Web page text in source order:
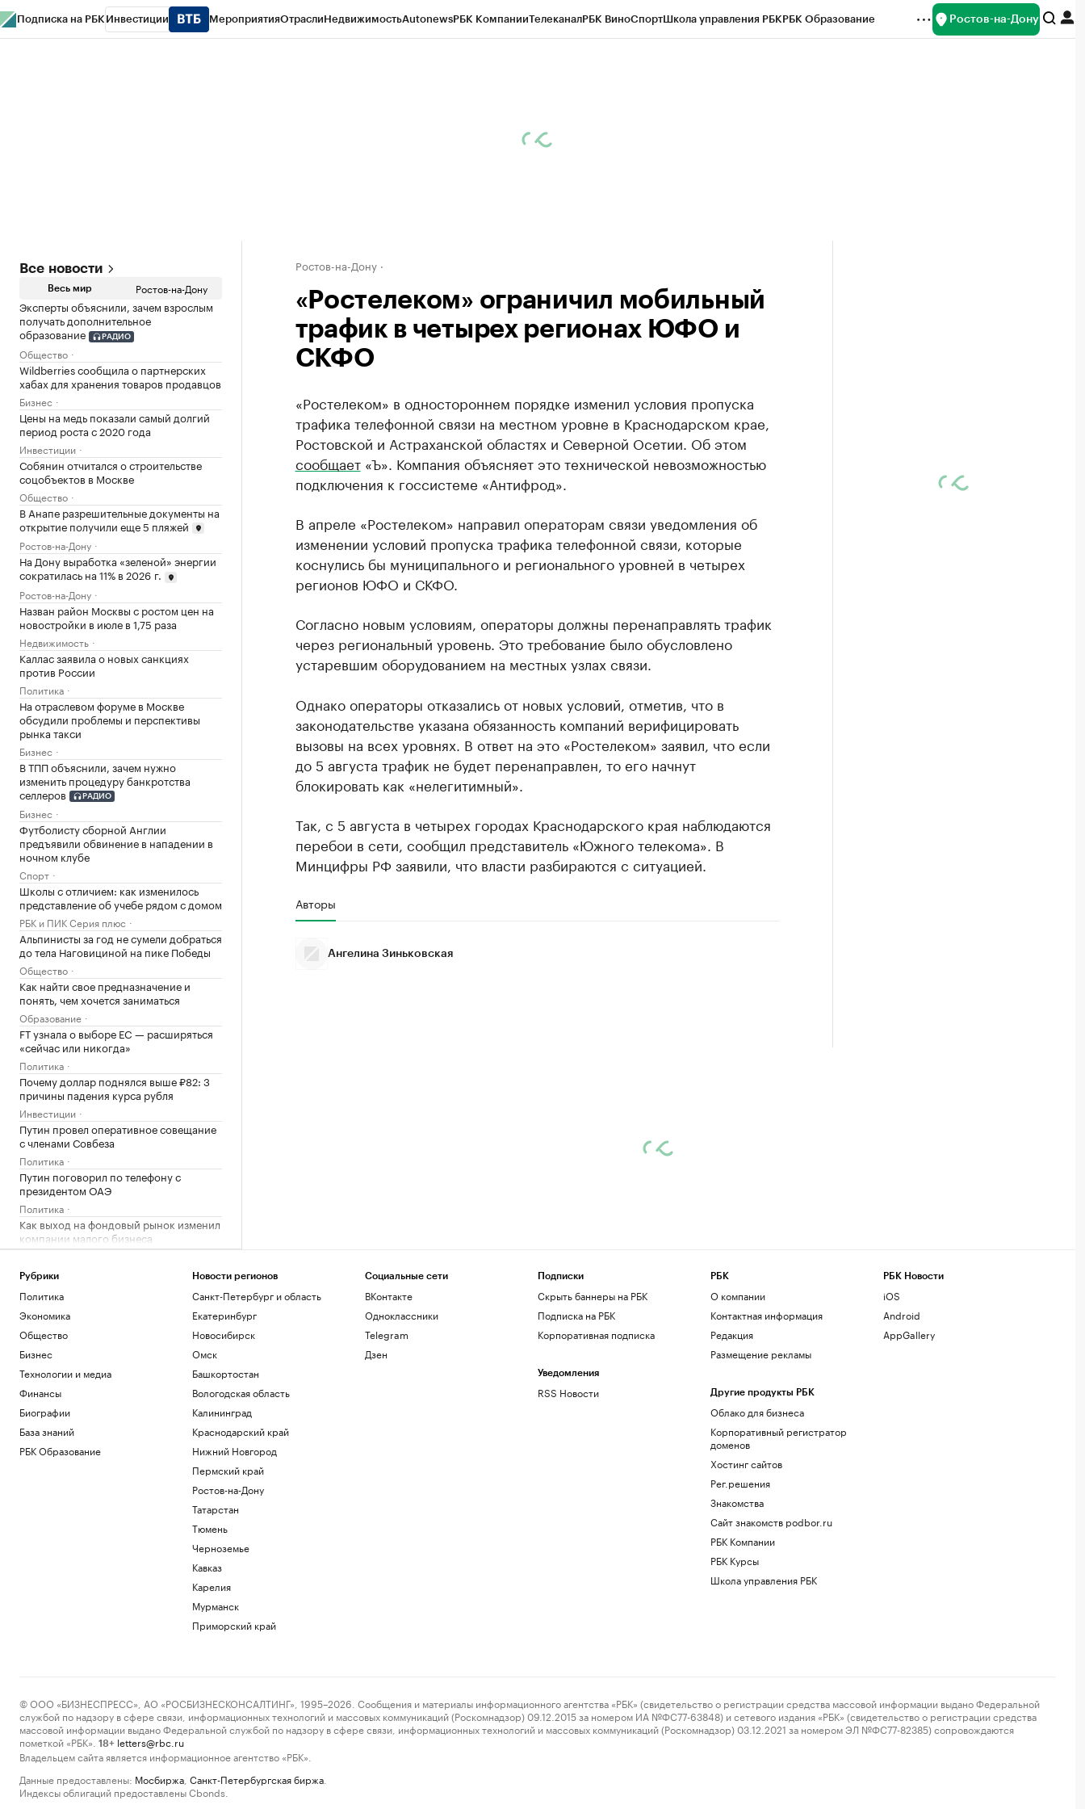
Подписка на РБК Инвестиции МероприятияОтраслиНедвижимостьAutonewsРБК КомпанииТелеканалРБК ВиноСпортШкола управления РБКРБК Образование Ростов-на-Дону
Все новости
Весь мир Ростов-на-Дону
Эксперты объяснили, зачем взрослым
получать дополнительное
образование
РАДИО
Общество
Wildberries сообщила о партнерских
хабах для хранения товаров продавцов
Бизнес
Цены на медь показали самый долгий
период роста с 2020 года
Инвестиции
Собянин отчитался о строительстве
соцобъектов в Москве
Общество
В Анапе разрешительные документы на
открытие получили еще 5 пляжей
Ростов-на-Дону
На Дону выработка «зеленой» энергии
сократилась на 11% в 2026 г.
Ростов-на-Дону
Назван район Москвы с ростом цен на
новостройки в июле в 1,75 раза
Недвижимость
Каллас заявила о новых санкциях
против России
Политика
На отраслевом форуме в Москве
обсудили проблемы и перспективы
рынка такси
Бизнес
В ТПП объяснили, зачем нужно
изменить процедуру банкротства
селлеров
РАДИО
Бизнес
Футболисту сборной Англии
предъявили обвинение в нападении в
ночном клубе
Спорт
Школы с отличием: как изменилось
представление об учебе рядом с домом
РБК и ПИК Серия плюс
Альпинисты за год не сумели добраться
до тела Наговициной на пике Победы
Общество
Как найти свое предназначение и
понять, чем хочется заниматься
Образование
FT узнала о выборе ЕС — расширяться
«сейчас или никогда»
Политика
Почему доллар поднялся выше ₽82: 3
причины падения курса рубля
Инвестиции
Путин провел оперативное совещание
с членами Совбеза
Политика
Путин поговорил по телефону с
президентом ОАЭ
Политика
Как выход на фондовый рынок изменил
компании малого бизнеса
В обмелевшем Дунае показался
фундамент моста времен Римской
империи. Фото
Общество
Ростов-на-Дону
«Ростелеком» ограничил мобильный
трафик в четырех регионах ЮФО и
СКФО
«Ростелеком» в одностороннем порядке изменил условия пропуска
трафика телефонной связи на местном уровне в Краснодарском крае,
Ростовской и Астраханской областях и Северной Осетии. Об этом
сообщает«Ъ». Компания объясняет это технической невозможностью
подключения к госсистеме «Антифрод».
В апреле «Ростелеком» направил операторам связи уведомления об
изменении условий пропуска трафика телефонной связи, которые
коснулись бы муниципального и регионального уровней в четырех
регионов ЮФО и СКФО.
Согласно новым условиям, операторы должны перенаправлять трафик
через региональный уровень. Это требование было обусловлено
устаревшим оборудованием на местных узлах связи.
Однако операторы отказались от новых условий, отметив, что в
законодательстве указана обязанность компаний верифицировать
вызовы на всех уровнях. В ответ на это «Ростелеком» заявил, что если
до 5 августа трафик не будет перенаправлен, то его начнут
блокировать как «нелегитимный».
Так, с 5 августа в четырех городах Краснодарского края наблюдаются
перебои в сети, сообщил представитель «Южного телекома». В
Минцифры РФ заявили, что власти разбираются с ситуацией.
Авторы
Ангелина Зиньковская
Рубрики
Политика
Экономика
Общество
Бизнес
Технологии и медиа
Финансы
Биографии
База знаний
РБК Образование
Новости регионов
Санкт-Петербург и область
Екатеринбург
Новосибирск
Омск
Башкортостан
Вологодская область
Калининград
Краснодарский край
Нижний Новгород
Пермский край
Ростов-на-Дону
Татарстан
Тюмень
Черноземье
Кавказ
Карелия
Мурманск
Приморский край
Социальные сети
ВКонтакте
Одноклассники
Telegram
Дзен
Подписки
Скрыть баннеры на РБК
Подписка на РБК
Корпоративная подписка
Уведомления
RSS Новости
РБК
О компании
Контактная информация
Редакция
Размещение рекламы
Другие продукты РБК
Облако для бизнеса
Корпоративный регистратор
доменов
Хостинг сайтов
Рег.решения
Знакомства
Сайт знакомств podbor.ru
РБК Компании
РБК Курсы
Школа управления РБК
РБК Новости
iOS
Android
AppGallery
© ООО «БИЗНЕСПРЕСС», АО «РОСБИЗНЕСКОНСАЛТИНГ», 1995–2026. Сообщения и материалы информационного агентства «РБК» (свидетельство о регистрации средства массовой информации выдано Федеральной
службой по надзору в сфере связи, информационных технологий и массовых коммуникаций (Роскомнадзор) 09.12.2015 за номером ИА №ФС77-63848) и сетевого издания «РБК» (свидетельство о регистрации средства
массовой информации выдано Федеральной службой по надзору в сфере связи, информационных технологий и массовых коммуникаций (Роскомнадзор) 03.12.2021 за номером ЭЛ №ФС77-82385) сопровождаются
пометкой «РБК».
18+ letters@rbc.ru
Владельцем сайта является информационное агентство «РБК».
Данные предоставлены: Мосбиржа Санкт-Петербургская биржа
Индексы облигаций предоставлены Cbonds.